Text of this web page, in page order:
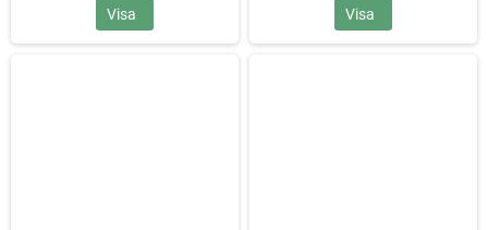
Visa Visa